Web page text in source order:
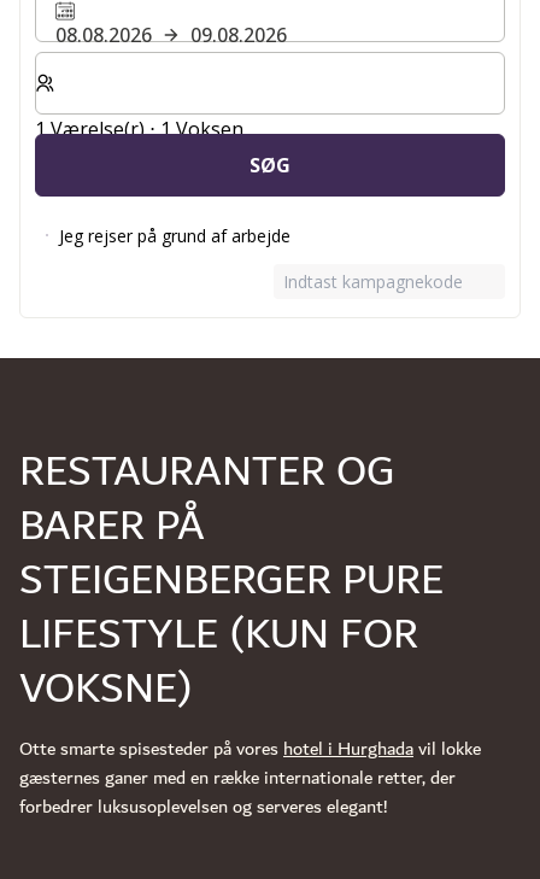
08.08.2026
09.08.2026
Vælg antal værelser og gæster til dit ophold
1 Værelse(r) ⋅ 1 Voksen
SØG
Jeg rejser på grund af arbejde
Indtast kampagnekode
RESTAURANTER OG
BARER PÅ
STEIGENBERGER PURE
LIFESTYLE (KUN FOR
VOKSNE)
Otte smarte spisesteder på voreshotel i Hurghadavil lokke
gæsternes ganer med en række internationale retter, der
forbedrer luksusoplevelsen og serveres elegant!